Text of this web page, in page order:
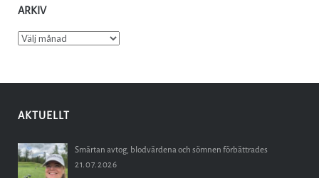
ARKIV
Arkiv
AKTUELLT
Smärtan avtog, blodvärdena och sömnen förbättrades
21.07.2026